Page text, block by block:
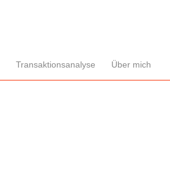
Transaktionsanalyse Über mich